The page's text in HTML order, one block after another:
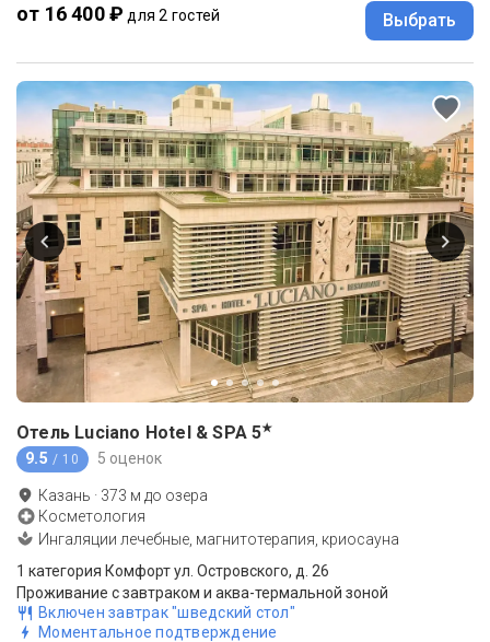
от 16 400 ₽ для 2 гостей Выбрать
Отель Luciano Hotel & SPA 5★
9.5 / 10 5 оценок
Казань · 373 м до озера
Косметология
Ингаляции лечебные, магнитотерапия, криосауна
1 категория Комфорт ул. Островского, д. 26
Проживание с завтраком и аква-термальной зоной
Включен завтрак "шведский стол"
Моментальное подтверждение